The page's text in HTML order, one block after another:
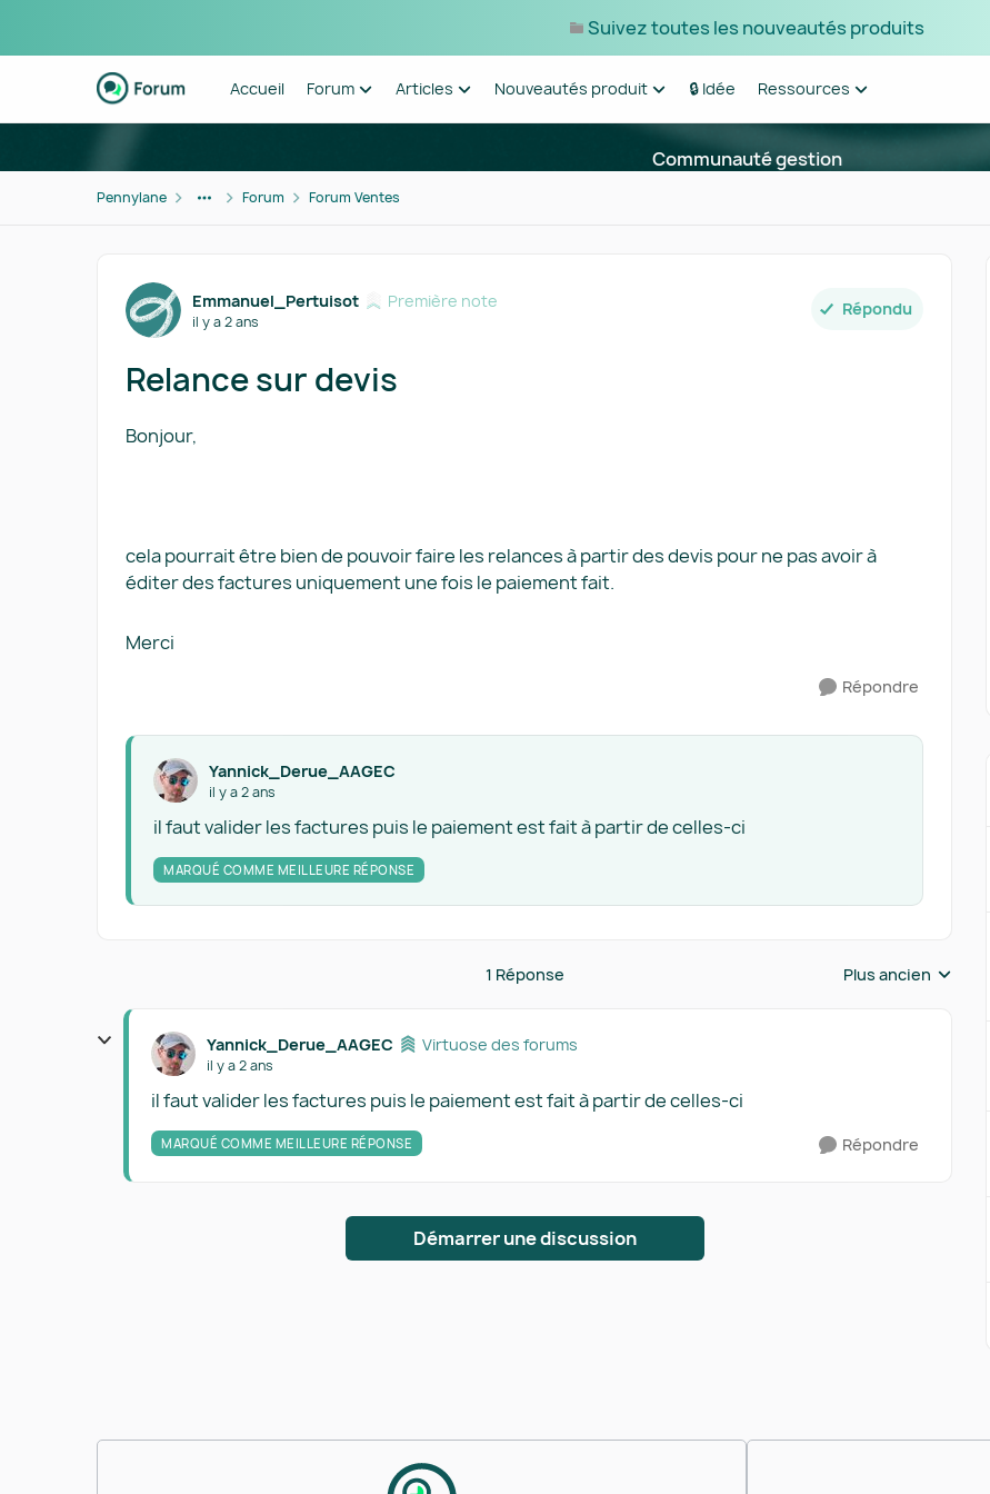
Suivez toutes les nouveautés produits
Passer au contenu
Accueil Forum Articles Nouveautés produit 🔒 Idée Ressources
Communauté gestion
Pennylane Forum Forum Ventes
Forum Discussion
Emmanuel_Pertuisot Première note
il y a 2 ans
Répondu
Relance sur devis
Bonjour,
cela pourrait être bien de pouvoir faire les relances à partir des devis pour ne pas avoir à
éditer des factures uniquement une fois le paiement fait.
Merci
Répondre
Yannick_Derue_AAGEC
il y a 2 ans
il faut valider les factures puis le paiement est fait à partir de celles-ci
MARQUÉ COMME MEILLEURE RÉPONSE
1 Réponse Réponses triées par
Plus ancien
Yannick_Derue_AAGEC Virtuose des forums
il y a 2 ans
il faut valider les factures puis le paiement est fait à partir de celles-ci
MARQUÉ COMME MEILLEURE RÉPONSE Répondre
Démarrer une discussion